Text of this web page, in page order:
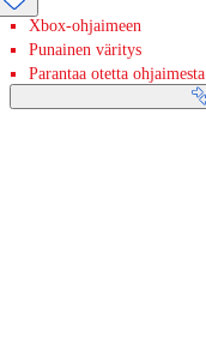
Xbox-ohjaimeen
Punainen väritys
Parantaa otetta ohjaimesta